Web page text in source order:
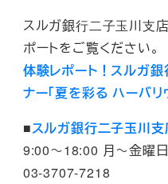
スルガ銀⾏⼆⼦⽟川⽀
ポートをご覧ください。
体験レポート！スルガ
ナー「夏を彩る ハーバリ
■スルガ銀行二子玉川
9:00～18:00 月～金曜日
03-3707-7218